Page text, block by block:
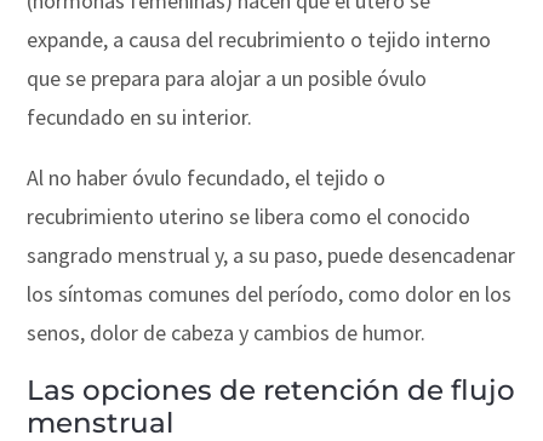
expande, a causa del recubrimiento o tejido interno
que se prepara para alojar a un posible óvulo
fecundado en su interior.
Al no haber óvulo fecundado, el tejido o
recubrimiento uterino se libera como el conocido
sangrado menstrual y, a su paso, puede desencadenar
los síntomas comunes del período, como dolor en los
senos, dolor de cabeza y cambios de humor.
Las opciones de retención de flujo
menstrual